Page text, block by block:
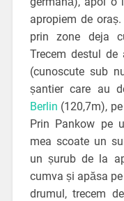
apropiem de
prin zone deja
Trecem destul de
(cunoscute sub
șantier care au
Berlin (120,7m),
Prin Pankow pe
mea scoate un
un șurub de la
cumva și apăsa
drumul, trecem